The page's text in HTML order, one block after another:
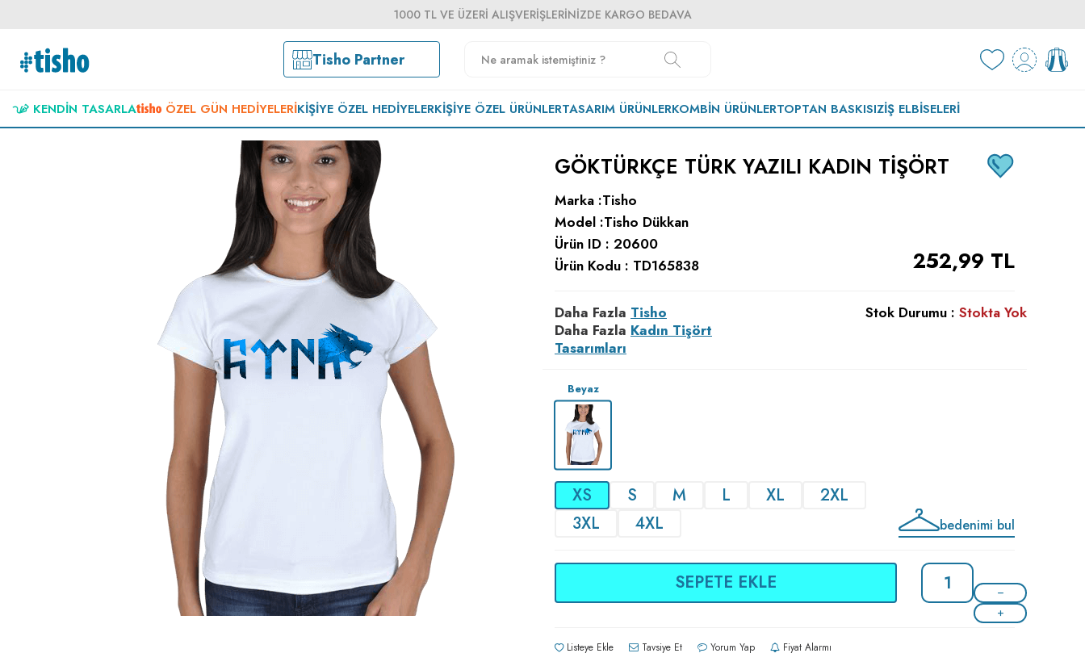
1000 TL VE ÜZERI ALIŞVERIŞLERINIZDE KARGO BEDAVA
Tisho Partner
KENDIN TASARLA ÖZEL GÜN HEDIYELERIKIŞIYE ÖZEL HEDIYELERKIŞIYE ÖZEL ÜRÜNLERTASARIM ÜRÜNLERKOMBIN ÜRÜNLERTOPTAN BASKISIZİŞ ELBISELERI
GÖKTÜRKÇE TÜRK YAZILI KADIN TIŞÖRT
Marka :Tisho
Model :Tisho Dükkan
Ürün ID : 20600
Ürün Kodu : TD165838 252,99 TL
Daha Fazla Tisho
Daha Fazla Kadın Tişört
Tasarımları
Stok Durumu : Stokta Yok
Beyaz
XS S M L XL
2XL
3XL
4XL bedenimi bul
SEPETE EKLE
Listeye Ekle Tavsiye Et Yorum Yap Fiyat Alarmı